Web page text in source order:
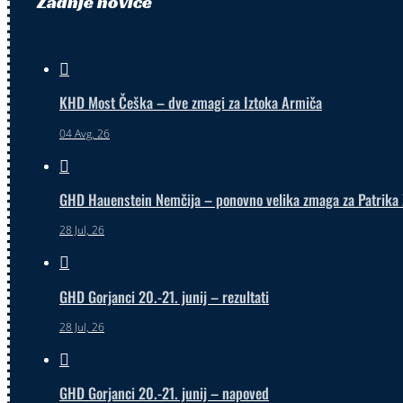

KHD Most Češka – dve zmagi za Iztoka Armiča
04 Avg, 26

GHD Hauenstein Nemčija – ponovno velika zmaga za
28 Jul, 26

GHD Gorjanci 20.-21. junij – rezultati
28 Jul, 26

GHD Gorjanci 20.-21. junij – napoved